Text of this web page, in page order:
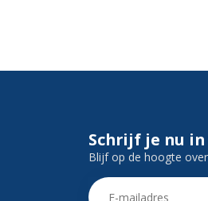
Schrijf je nu
Blijf op de hoogte